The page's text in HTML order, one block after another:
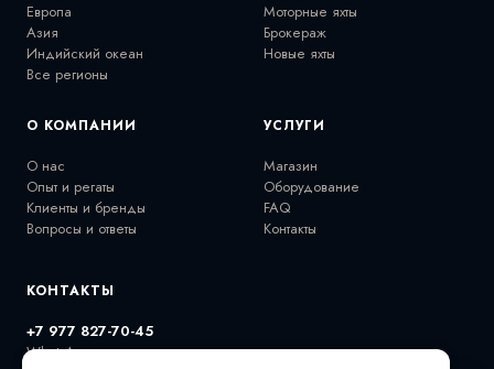
Европа
Азия
Индийский океан
Все регионы
Моторные яхты
Брокераж
Новые яхты
О КОМПАНИИ
О нас
Опыт и регаты
Клиенты и бренды
Вопросы и ответы
УСЛУГИ
Магазин
Оборудование
FAQ
Контакты
КОНТАКТЫ
+7 977 827-70-45
WhatsApp